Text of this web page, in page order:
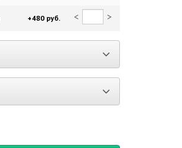
+480 руб. < >